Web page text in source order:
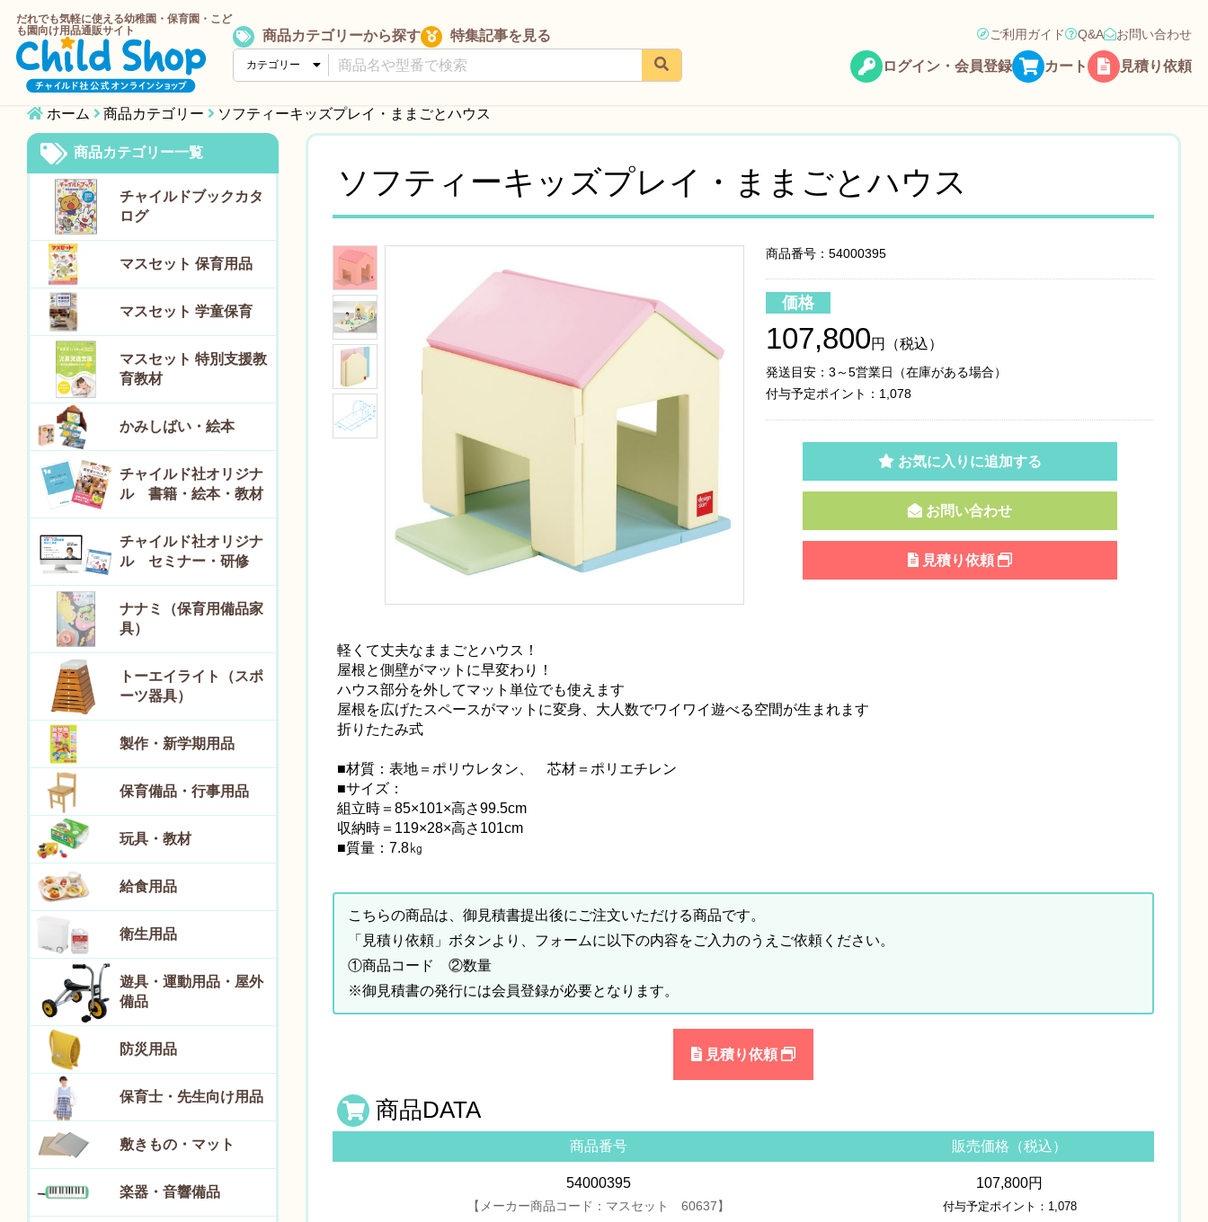
だれでも気軽に使える幼稚園・保育園・こど
も園向け用品通販サイト
商品カテゴリーから探す 特集記事を見る ご利用ガイド Q&A お問い合わせ
ログイン・会員登録 カート 見積り依頼
ホーム 商品カテゴリー ソフティーキッズプレイ・ままごとハウス
ソフティーキッズプレイ・ままごとハウス
商品番号：54000395
価格
107,800円（税込）
発送目安：3～5営業日（在庫がある場合）
付与予定ポイント：1,078
お気に入りに追加する
お問い合わせ
見積り依頼
軽くて丈夫なままごとハウス！
屋根と側壁がマットに早変わり！
ハウス部分を外してマット単位でも使えます
屋根を広げたスペースがマットに変身、大人数でワイワイ遊べる空間が生まれます
折りたたみ式
■材質：表地＝ポリウレタン、 芯材＝ポリエチレン
■サイズ：
組立時＝85×101×高さ99.5cm
収納時＝119×28×高さ101cm
■質量：7.8㎏
こちらの商品は、御見積書提出後にご注文いただける商品です。
「見積り依頼」ボタンより、フォームに以下の内容をご入力のうえご依頼ください。
①商品コード ②数量
※御見積書の発行には会員登録が必要となります。
見積り依頼
商品DATA
商品番号 販売価格（税込）
54000395
【メーカー商品コード：マスセット 60637】
107,800円
付与予定ポイント：1,078
商品カテゴリー一覧
チャイルドブックカタ
ログ
マスセット 保育用品
マスセット 学童保育
マスセット 特別支援教
育教材
かみしばい・絵本
チャイルド社オリジナ
ル 書籍・絵本・教材
チャイルド社オリジナ
ル セミナー・研修
ナナミ（保育用備品家
具）
トーエイライト（スポ
ーツ器具）
製作・新学期用品
保育備品・行事用品
玩具・教材
給食用品
衛生用品
遊具・運動用品・屋外
備品
防災用品
保育士・先生向け用品
敷きもの・マット
楽器・音響備品